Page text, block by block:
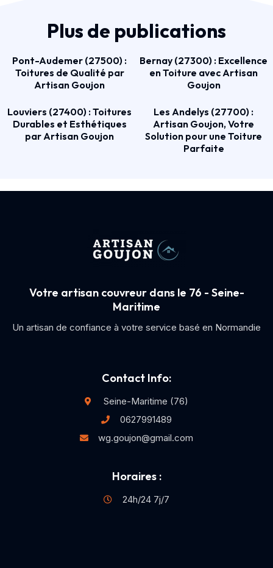
Plus de publications
Pont-Audemer (27500) :
Toitures de Qualité par
Artisan Goujon
Bernay (27300) : Excellence
en Toiture avec Artisan
Goujon
Louviers (27400) : Toitures
Durables et Esthétiques
par Artisan Goujon
Les Andelys (27700) :
Artisan Goujon, Votre
Solution pour une Toiture
Parfaite
Votre artisan couvreur dans le 76 - Seine-
Maritime
Un artisan de confiance à votre service basé en Normandie
Contact Info:
Seine-Maritime (76)
0627991489
wg.goujon@gmail.com
Horaires :
24h/24 7j/7